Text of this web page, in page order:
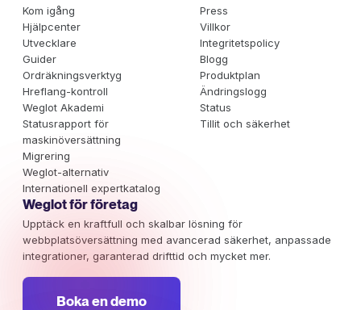
Kom igång
Hjälpcenter
Utvecklare
Guider
Ordräkningsverktyg
Hreflang-kontroll
Weglot Akademi
Statusrapport för
maskinöversättning
Migrering
Weglot-alternativ
Internationell expertkatalog
Press
Villkor
Integritetspolicy
Blogg
Produktplan
Ändringslogg
Status
Tillit och säkerhet
Weglot för företag
Upptäck en kraftfull och skalbar lösning för
webbplatsöversättning med avancerad säkerhet, anpassade
integrationer, garanterad drifttid och mycket mer.
Boka en demo